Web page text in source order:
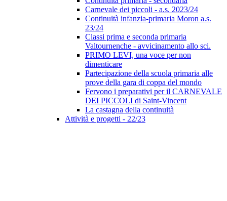
Carnevale dei piccoli - a.s. 2023/24
Continuità infanzia-primaria Moron a.s.
23/24
Classi prima e seconda primaria
Valtournenche - avvicinamento allo sci.
PRIMO LEVI, una voce per non
dimenticare
Partecipazione della scuola primaria alle
prove della gara di coppa del mondo
Fervono i preparativi per il CARNEVALE
DEI PICCOLI di Saint-Vincent
La castagna della continuità
Attività e progetti - 22/23